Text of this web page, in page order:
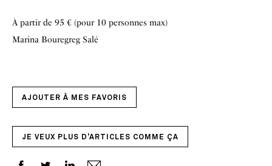
À partir de 95 € (pour 10 personnes max)
Marina Bouregreg Salé
AJOUTER À MES FAVORIS
JE VEUX PLUS D'ARTICLES COMME ÇA